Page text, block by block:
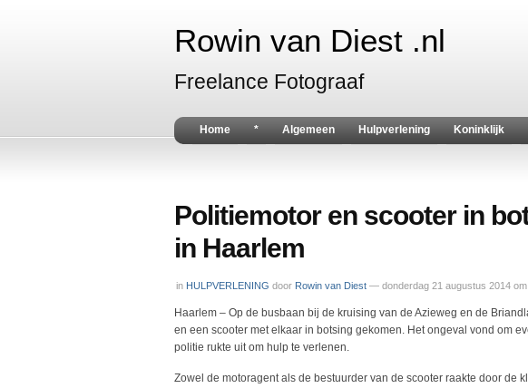
Rowin van Diest .nl
Freelance Fotograaf
Home * Algemeen Hulpverlening Koninklijk
Politiemotor en scooter in
in Haarlem
in HULPVERLENING door Rowin van Diest — donderdag 21 augustus 2014
Haarlem – Op de busbaan bij de kruising van de Azieweg en de
en een scooter met elkaar in botsing gekomen. Het ongeval vond om
politie rukte uit om hulp te verlenen.
Zowel de motoragent als de bestuurder van de scooter raakte door de